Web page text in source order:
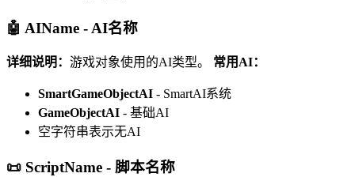
🤖 AIName - AI名称
详细说明： 游戏对象使用的AI类型。 常用AI：
SmartGameObjectAI - SmartAI系统
GameObjectAI - 基础AI
空字符串表示无AI
📜 ScriptName - 脚本名称